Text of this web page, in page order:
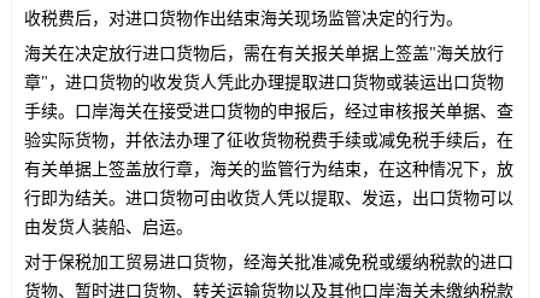
收税费后，对进口货物作出结束海关现场监管决定的行为。
海关在决定放行进口货物后，需在有关报关单据上签盖"海关放行
章"，进口货物的收发货人凭此办理提取进口货物或装运出口货物
手续。口岸海关在接受进口货物的申报后，经过审核报关单据、查
验实际货物，并依法办理了征收货物税费手续或减免税手续后，在
有关单据上签盖放行章，海关的监管行为结束，在这种情况下，放
行即为结关。进口货物可由收货人凭以提取、发运，出口货物可以
由发货人装船、启运。
对于保税加工贸易进口货物，经海关批准减免税或缓纳税款的进口
货物、暂时进口货物、转关运输货物以及其他口岸海关未缴纳税款